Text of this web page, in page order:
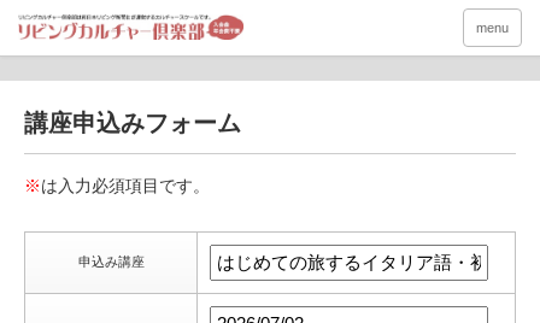
menu
講座申込みフォーム
※は入力必須項目です。
申込み講座